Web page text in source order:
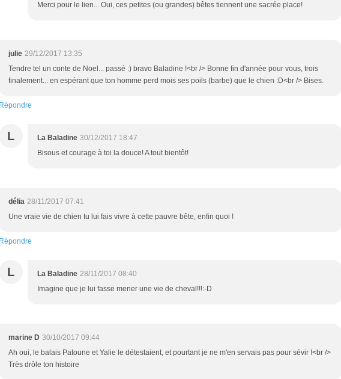
Merci pour le lien... Oui, ces petites (ou grandes) bêtes tiennent une sacrée place!
julie 29/12/2017 13:35
Tendre tel un conte de Noel... passé :) bravo Baladine !<br /> Bonne fin d'année pour vous, trois
finalement... en espérant que ton homme perd mois ses poils (barbe) que le chien :D<br /> Bises.
Répondre
L La Baladine 30/12/2017 18:47
Bisous et courage à toi la douce! A tout bientôt!
délia 28/11/2017 07:41
Une vraie vie de chien tu lui fais vivre à cette pauvre bête, enfin quoi !
Répondre
L La Baladine 28/11/2017 08:40
Imagine que je lui fasse mener une vie de cheval!!!:-D
marine D 30/10/2017 09:44
Ah oui, le balais Patoune et Yalie le détestaient, et pourtant je ne m'en servais pas pour sévir !<br />
Très drôle ton histoire